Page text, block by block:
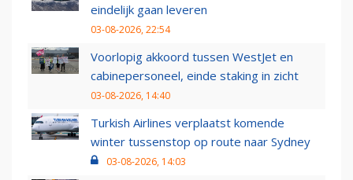
eindelijk gaan leveren
03-08-2026, 22:54
Voorlopig akkoord tussen WestJet en
cabinepersoneel, einde staking in zicht
03-08-2026, 14:40
Turkish Airlines verplaatst komende
winter tussenstop op route naar Sydney
03-08-2026, 14:03